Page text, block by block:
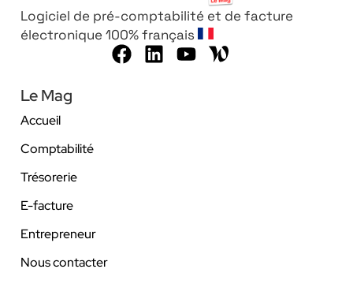
Logiciel de pré-comptabilité et de facture
électronique 100% français
Le Mag
Accueil
Comptabilité
Trésorerie
E-facture
Entrepreneur
Nous contacter